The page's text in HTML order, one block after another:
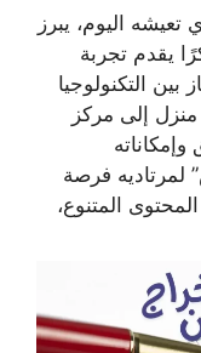
اليوم، يبرز
يقدم تجربة
التكنولوجيا
إلى مركز
لمرتاديه فرصة
المتنوع،